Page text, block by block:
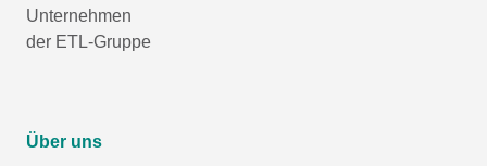
Unternehmen
der ETL-Gruppe
Über uns